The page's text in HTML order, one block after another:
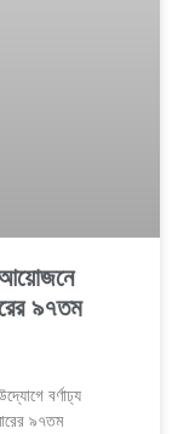
আয়োজনে
৯৭তম
বর্ণাঢ্য
৯৭তম